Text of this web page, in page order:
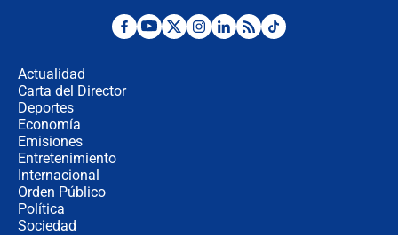
¿Por qué De la Espriella gobernará
Actualidad
Carta del Director
Deportes
Economía
Emisiones
Entretenimiento
Internacional
Orden Público
Política
Sociedad